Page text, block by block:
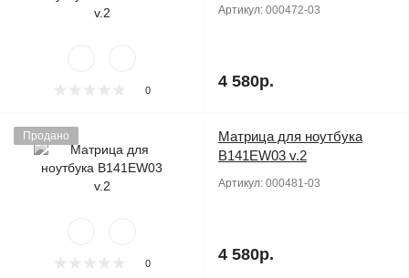
0
Артикул: 000472-03
4 580р.
Продано
0
Матрица для ноутбука
B141EW03 v.2
Артикул: 000481-03
4 580р.